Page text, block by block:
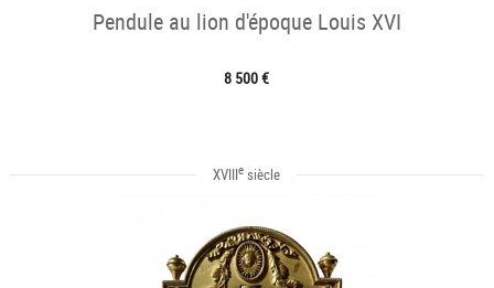
Pendule au lion d'époque Louis XVI
8 500 €
XVIIIe siècle